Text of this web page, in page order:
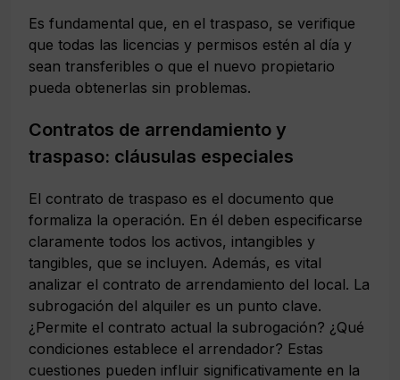
Es fundamental que, en el traspaso, se verifique
que todas las licencias y permisos estén al día y
sean transferibles o que el nuevo propietario
pueda obtenerlas sin problemas.
Contratos de arrendamiento y
traspaso: cláusulas especiales
El contrato de traspaso es el documento que
formaliza la operación. En él deben especificarse
claramente todos los activos, intangibles y
tangibles, que se incluyen. Además, es vital
analizar el contrato de arrendamiento del local. La
subrogación del alquiler es un punto clave.
¿Permite el contrato actual la subrogación? ¿Qué
condiciones establece el arrendador? Estas
cuestiones pueden influir significativamente en la